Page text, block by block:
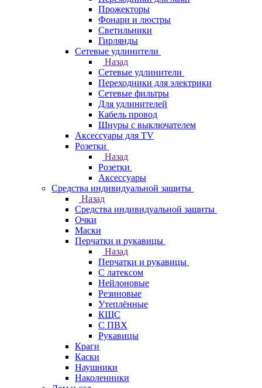
Прожекторы
Фонари и люстры
Светильники
Гирлянды
Сетевые удлинители
Назад
Сетевые удлинители
Переходники для электрики
Сетевые фильтры
Для удлинителей
Кабель провод
Шнуры с выключателем
Аксессуары для TV
Розетки
Назад
Розетки
Аксессуары
Средства индивидуальной защиты
Назад
Средства индивидуальной защиты
Очки
Маски
Перчатки и рукавицы
Назад
Перчатки и рукавицы
С латексом
Нейлоновые
Резиновые
Утеплённые
КЩС
С ПВХ
Рукавицы
Краги
Каски
Наушники
Наколенники